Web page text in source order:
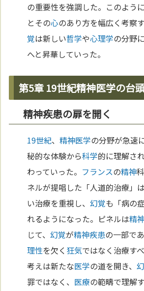
の重要性を強調した。このよう
とその心のあり方を幅広く考察
覚は新しい哲学や心理学の分野
へと昇華していった。
第5章 19世紀精神医学の台
精神疾患の扉を開く
19世紀、精神医学の分野が急速
秘的な体験から科学的に理解さ
わっていった。 フランスの精神
ネルが提唱した「人道的治療」
い治療を重視し、幻覚も「病の
れるようになった。ピネルは精
じて、幻覚が精神疾患の一部で
理性を欠く 狂気ではなく治療す
考えは新たな医学の道を開き、
罪ではなく、 医療の範疇で理解